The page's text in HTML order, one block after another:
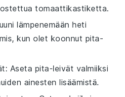
ostettuatomaattikastiketta.
lämpenemään heti
kun olet koonnut pita-
: Aseta pita-leivät valmiiksi
ainesten lisäämistä.